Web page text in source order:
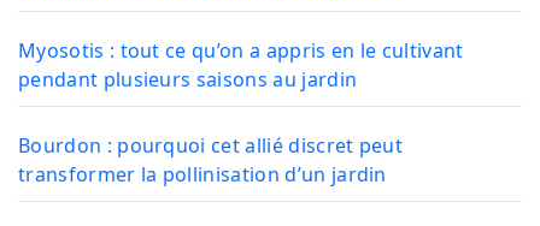
Myosotis : tout ce qu’on a appris en le cultivant
pendant plusieurs saisons au jardin
Bourdon : pourquoi cet allié discret peut
transformer la pollinisation d’un jardin